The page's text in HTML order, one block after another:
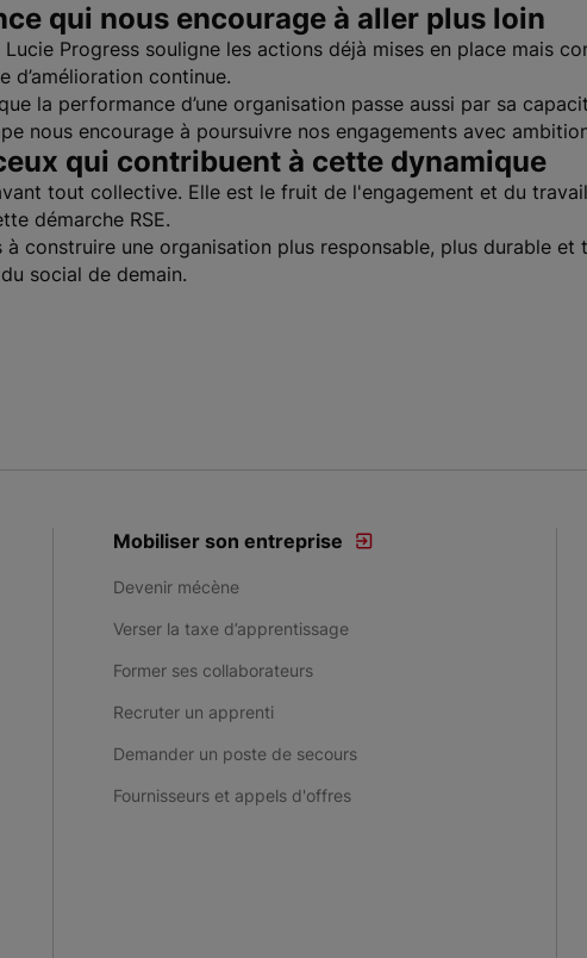
qui nous encourage à aller plus loin
Progress souligne les actions déjà mises en place mais
d’amélioration continue.
la performance d’une organisation passe aussi par sa
nous encourage à poursuivre nos engagements avec
qui contribuent à cette dynamique
tout collective. Elle est le fruit de l'engagement et du
démarche RSE.
à construire une organisation plus responsable, plus durable et
social de demain.
Mobiliser son entreprise
Devenir mécène
Verser la taxe d’apprentissage
Former ses collaborateurs
Recruter un apprenti
Demander un poste de secours
Fournisseurs et appels d'offres